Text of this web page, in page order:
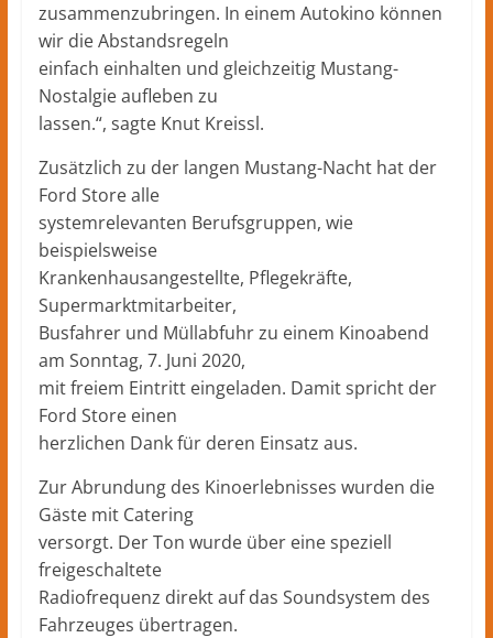
zusammenzubringen. In einem Autokino können
wir die Abstandsregeln
einfach einhalten und gleichzeitig Mustang-
Nostalgie aufleben zu
lassen.“, sagte Knut Kreissl.
Zusätzlich zu der langen Mustang-Nacht hat der
Ford Store alle
systemrelevanten Berufsgruppen, wie
beispielsweise
Krankenhausangestellte, Pflegekräfte,
Supermarktmitarbeiter,
Busfahrer und Müllabfuhr zu einem Kinoabend
am Sonntag, 7. Juni 2020,
mit freiem Eintritt eingeladen. Damit spricht der
Ford Store einen
herzlichen Dank für deren Einsatz aus.
Zur Abrundung des Kinoerlebnisses wurden die
Gäste mit Catering
versorgt. Der Ton wurde über eine speziell
freigeschaltete
Radiofrequenz direkt auf das Soundsystem des
Fahrzeuges übertragen.